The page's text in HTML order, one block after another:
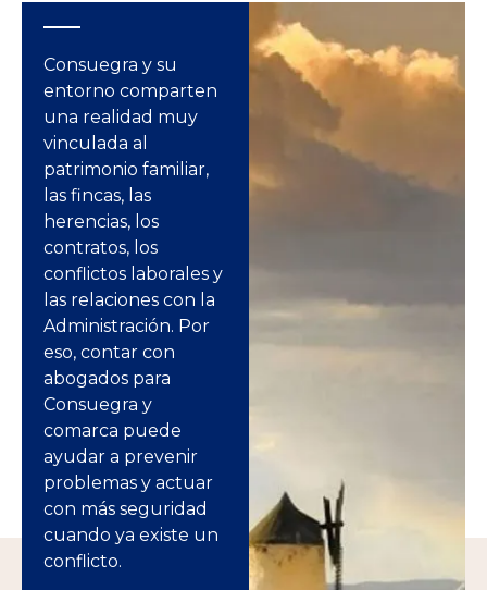
Consuegra y su
entorno comparten
una realidad muy
vinculada al
patrimonio familiar,
las fincas, las
herencias, los
contratos, los
conflictos laborales y
las relaciones con la
Administración. Por
eso, contar con
abogados para
Consuegra y
comarca puede
ayudar a prevenir
problemas y actuar
con más seguridad
cuando ya existe un
conflicto.